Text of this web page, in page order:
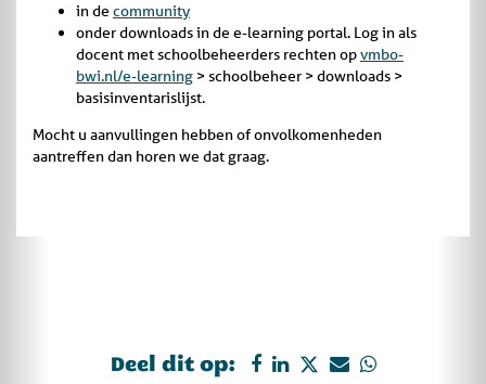
in de community
onder downloads in de e-learning portal. Log in als
docent met schoolbeheerders rechten opvmbo-
bwi.nl/e-learning > schoolbeheer > downloads >
basisinventarislijst.
Mocht u aanvullingen hebben of onvolkomenheden
aantreffen dan horen we dat graag.
Deel dit op: